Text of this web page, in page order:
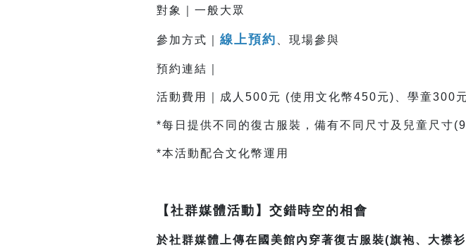
對象｜一般大眾
參加方式｜ 線上預約 、現場參與
預約連結｜
活動費用｜成人500元 (使用文化幣450元)、學童300元
*每日提供不同的復古服裝，備有不同尺寸及兒童尺寸
*本活動配合文化幣運用
【社群媒體活動】交錯時空的相會
於社群媒體上傳在國美館內穿著復古服裝(旗袍、大襟